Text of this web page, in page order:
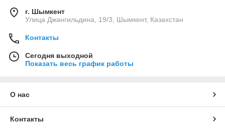
г. Шымкент
Улица Джангильдина, 19/3, Шымкент, Казахстан
Контакты
Сегодня выходной
Показать весь график работы
О нас
Контакты